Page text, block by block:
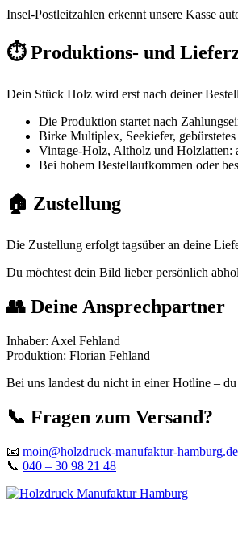
Insel-Postleitzahlen erkennt unsere Kasse
⏱️ Produktions- und
Dein Stück Holz wird erst nach deiner
Die Produktion startet nach
Birke Multiplex, Seekiefer,
Vintage-Holz, Altholz und Holzlatten:
Bei hohem Bestellaufkommen oder
🏠 Zustellung
Die Zustellung erfolgt tagsüber an deine
Du möchtest dein Bild lieber persönlich
👥 Deine Ansprechpartner
Inhaber: Axel Fehland
Produktion: Florian Fehland
Bei uns landest du nicht in einer Hotline –
📞 Fragen zum Versand?
📧 moin@holzdruck-manufaktur-hamburg.de
📞 040 – 30 98 21 48